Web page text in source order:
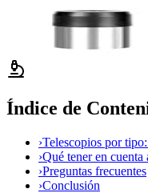
Índice de
›Telescopios por
›Qué tener en cuenta
›Preguntas frecuentes
›Conclusión